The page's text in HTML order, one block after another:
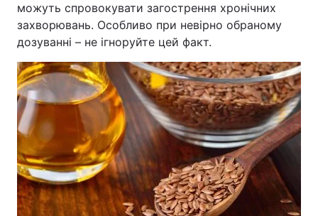
можуть спровокувати загострення хронічних
захворювань. Особливо при невірно обраному
дозуванні – не ігноруйте цей факт.